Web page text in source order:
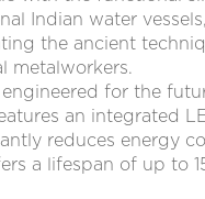
Indian water vessels,
the ancient
metalworkers.
engineered for the
an integrated
reduces energy
a lifespan of up to